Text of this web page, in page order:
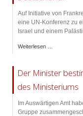
Auf Initiative von
eine UN-Konferenz zu
Israel und einem
Weiterlesen …
Der Minister
des Ministeriums
Im Auswärtigen Amt
Gruppe